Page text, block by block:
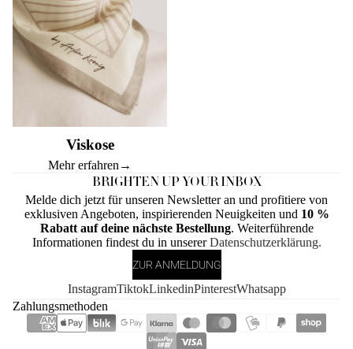
Viskose
Mehr erfahren→
BRIGHTEN UP YOUR INBOX
Melde dich jetzt für unseren Newsletter an und profitiere von
exklusiven Angeboten, inspirierenden Neuigkeiten und 10 %
Rabatt auf deine nächste Bestellung. Weiterführende
Informationen findest du in unsererDatenschutzerklärung.
ZUR ANMELDUNG
InstagramTiktokLinkedinPinterestWhatsapp
Zahlungsmethoden